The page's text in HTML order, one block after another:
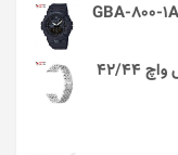
بند طرح Diamond کد i1012 مناسب برای اپل واچ 42/44